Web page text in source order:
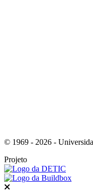
© 1969 - 2026 -
Projeto